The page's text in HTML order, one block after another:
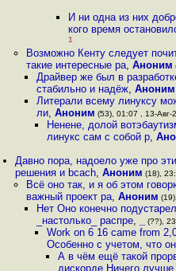
И ни одна из них
кого время
1
Возможно Кенту следует
такие интересные ра, Аноним
Драйвер же был в
стабильно и надёж, Аноним
Литерали всему линуксу
ли, Аноним (53), 01:07 , 13-Авг-
Ненене, долой
линукс сам с собой р,
Давно пора, надоело уже про
решения и bcach,Аноним (18),
Всё оно так, и я об этом
важный проект ра, Аноним
Нет Оно конечно
_настолько_ распре, (??),
Work on 6 16 came from
Особенно с учетом, что
А в чём ещё такой
дискорде Ничего лучше